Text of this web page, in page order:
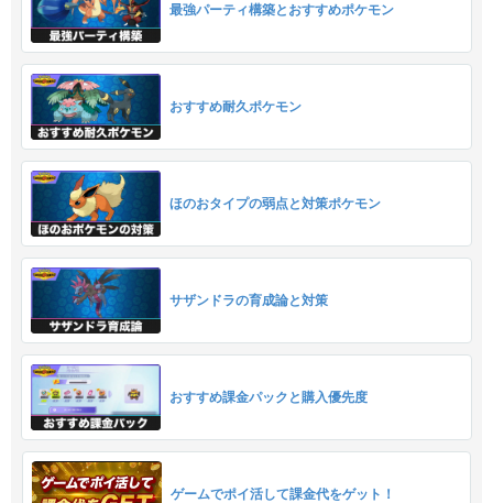
最強パーティ構築とおすすめポケモン
おすすめ耐久ポケモン
ほのおタイプの弱点と対策ポケモン
サザンドラの育成論と対策
おすすめ課金パックと購入優先度
ゲームでポイ活して課金代をゲット！